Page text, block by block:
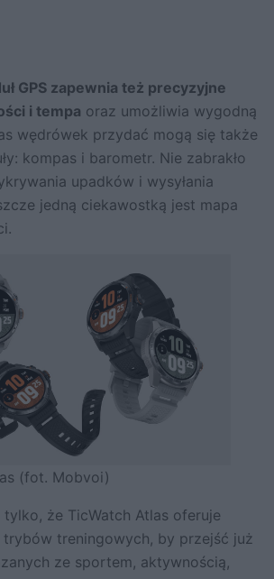
GPS zapewnia też precyzyjne
i tempa oraz umożliwia wygodną
wędrówek przydać mogą się także
kompas i barometr. Nie zabrakło
upadków i wysyłania
jedną ciekawostką jest mapa
(fot. Mobvoi)
tylko, że TicWatch Atlas oferuje
trybów treningowych, by przejść już
ze sportem, aktywnością,